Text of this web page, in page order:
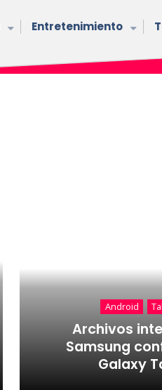
Entretenimiento
Android
Archivos
Samsung
Galaxy